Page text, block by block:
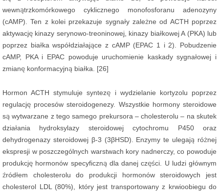
wewnątrzkomórkowego cyklicznego monofosforanu adenozyny
(cAMP). Ten z kolei przekazuje sygnały zależne od ACTH poprzez
aktywację kinazy serynowo-treoninowej, kinazy białkowej A (PKA) lub
poprzez białka współdziałające z cAMP (EPAC 1 i 2). Pobudzenie
cAMP, PKA i EPAC powoduje uruchomienie kaskady sygnałowej i
zmianę konformacyjną białka. [26]
Hormon ACTH stymuluje syntezę i wydzielanie kortyzolu poprzez
regulację procesów steroidogenezy. Wszystkie hormony steroidowe
są wytwarzane z tego samego prekursora – cholesterolu – na skutek
działania hydroksylazy steroidowej cytochromu P450 oraz
dehydrogenazy steroidowej β-3 (3βHSD). Enzymy te ulegają różnej
ekspresji w poszczególnych warstwach kory nadnerczy, co powoduje
produkcję hormonów specyficzną dla danej części. U ludzi głównym
źródłem cholesterolu do produkcji hormonów steroidowych jest
cholesterol LDL (80%), który jest transportowany z krwioobiegu do